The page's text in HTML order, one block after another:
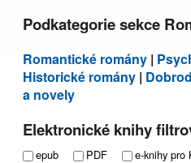
Podkategorie sekce
Romantické romány |
Historické romány |
a novely
Elektronické knihy
epub PDF e-knihy pro